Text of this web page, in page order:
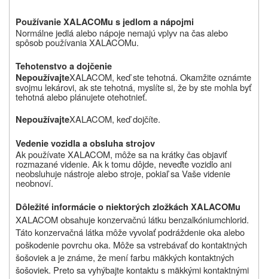
Používanie XALACOMu s jedlom a nápojmi
Normálne jedlá alebo nápoje nemajú vplyv na čas alebo
spôsob používaniaXALACOMu.
Tehotenstvo a dojčenie
NepoužívajteXALACOM, keď ste tehotná. Okamžite oznámte
svojmu lekárovi, ak ste tehotná, myslíte si, že by ste mohla byť
tehotná alebo plánujete otehotnieť.
NepoužívajteXALACOM, keď dojčíte.
Vedenie vozidla a obsluha strojov
Ak používateXALACOM, môže sa na krátky čas objaviť
rozmazané videnie. Ak k tomu dôjde, neveďte vozidlo ani
neobsluhuje nástroje alebo stroje, pokiaľ sa Vaše videnie
neobnoví.
Dôležité informácie o niektorých zložkách XALACOMu
XALACOM obsahuje konzervačnú látku benzalkóniumchlorid.
Táto konzervačná látka môže vyvolať podráždenie oka alebo
poškodenie povrchu oka. Môže sa vstrebávať do kontaktných
šošoviek a je známe, že mení farbu mäkkých kontaktných
šošoviek. Preto sa vyhýbajte kontaktu s mäkkými kontaktnými